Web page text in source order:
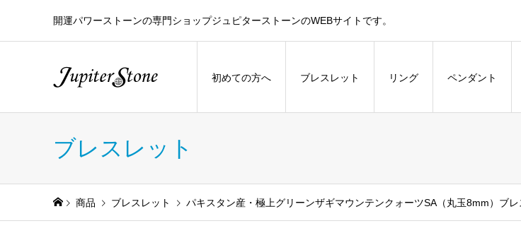
開運パワーストーンの専門ショップジュピターストーンのWEBサイトです。
初めての方へ ブレスレット リング ペンダント
ブレスレット
商品 ブレスレット パキスタン産・極上グリーンザギマウンテンクォーツSA（丸玉8mm）ブレ